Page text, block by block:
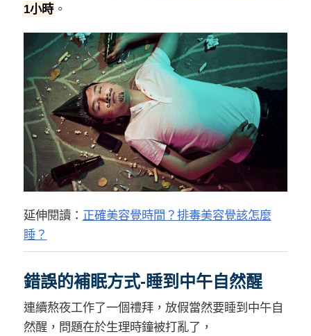
1小時。
延伸閱讀： 正確美容覺時間？排毒美容覺該怎麼
睡？
錯誤的補眠方式-睡到中午自然醒
連續熬夜工作了一個禮拜，放假當然要睡到中午自
然醒，問題在於生理時鐘被打亂了，